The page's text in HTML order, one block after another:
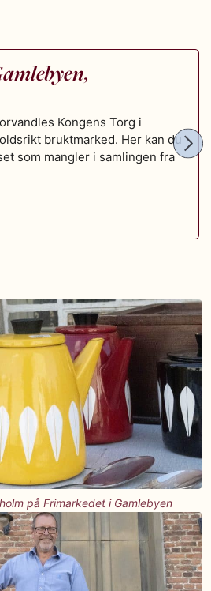
Kongens Torg i
bruktmarked. Her kan du
som mangler i samlingen fra
på Frimarkedet i Gamlebyen